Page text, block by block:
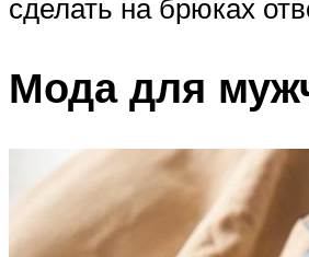
сделать на брюках
Мода для